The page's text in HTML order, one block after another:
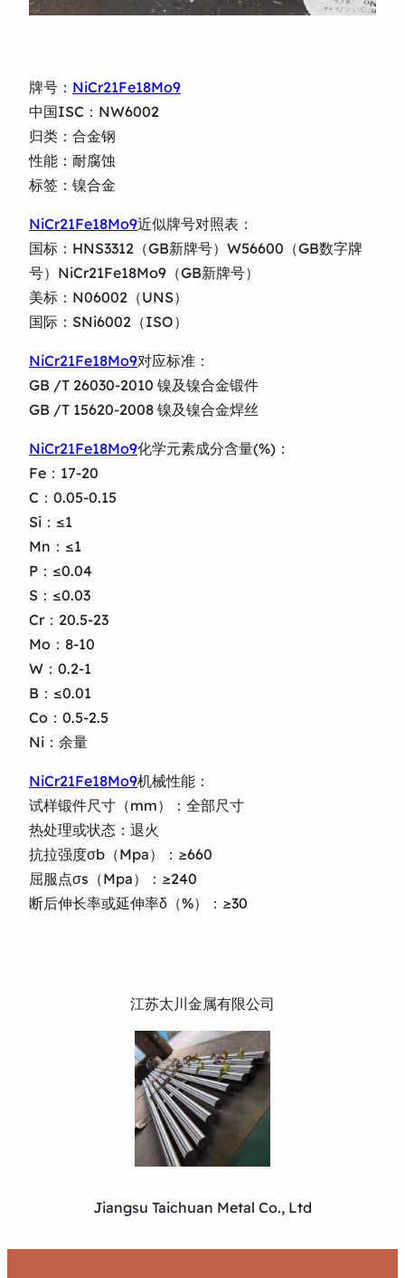
牌号： NiCr21Fe18Mo9
中国ISC：NW6002
归类：合金钢
性能：耐腐蚀
标签：镍合金
NiCr21Fe18Mo9近似牌号对照表：
国标：HNS3312（GB新牌号）W56600（GB数字牌
号）NiCr21Fe18Mo9（GB新牌号）
美标：N06002（UNS）
国际：SNi6002（ISO）
NiCr21Fe18Mo9对应标准：
GB /T 26030-2010 镍及镍合金锻件
GB /T 15620-2008 镍及镍合金焊丝
NiCr21Fe18Mo9化学元素成分含量(%)：
Fe：17-20
C：0.05-0.15
Si：≤1
Mn：≤1
P：≤0.04
S：≤0.03
Cr：20.5-23
Mo：8-10
W：0.2-1
B：≤0.01
Co：0.5-2.5
Ni：余量
NiCr21Fe18Mo9机械性能：
试样锻件尺寸（mm）：全部尺寸
热处理或状态：退火
抗拉强度σb（Mpa）：≥660
屈服点σs（Mpa）：≥240
断后伸长率或延伸率δ（%）：≥30
江苏太川金属有限公司
Jiangsu Taichuan Metal Co., Ltd